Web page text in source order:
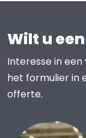
Wilt u
Interesse in
het formulier in
offerte.